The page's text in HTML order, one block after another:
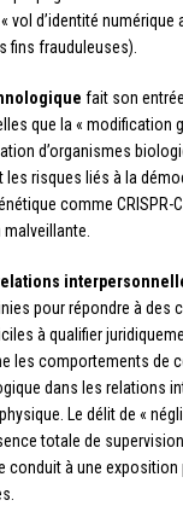
vol d’identité numérique
fins frauduleuses).
fait son
que la « modification
d’organismes
risques liés à la
comme CRISPR-
pour répondre à des
à qualifier
les comportements de
dans les relations
Le délit de «
totale de
conduit à une